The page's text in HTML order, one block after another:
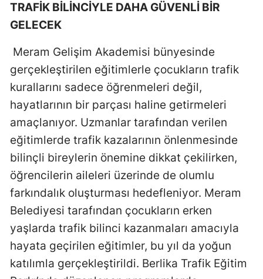
Van
Aksaray
Bayburt
Karaman
Kırıkkale
Batman
Şırnak
Bartın
Ardahan
TRAFİK BİLİNCİYLE DAHA GÜVENLİ BİR
GELECEK
Meram Gelişim Akademisi bünyesinde
gerçekleştirilen eğitimlerle çocukların trafik
kurallarını sadece öğrenmeleri değil,
hayatlarının bir parçası haline getirmeleri
amaçlanıyor. Uzmanlar tarafından verilen
eğitimlerde trafik kazalarının önlenmesinde
bilinçli bireylerin önemine dikkat çekilirken,
öğrencilerin aileleri üzerinde de olumlu
farkındalık oluşturması hedefleniyor. Meram
Belediyesi tarafından çocukların erken
yaşlarda trafik bilinci kazanmaları amacıyla
hayata geçirilen eğitimler, bu yıl da yoğun
katılımla gerçekleştirildi. Berlika Trafik Eğitim